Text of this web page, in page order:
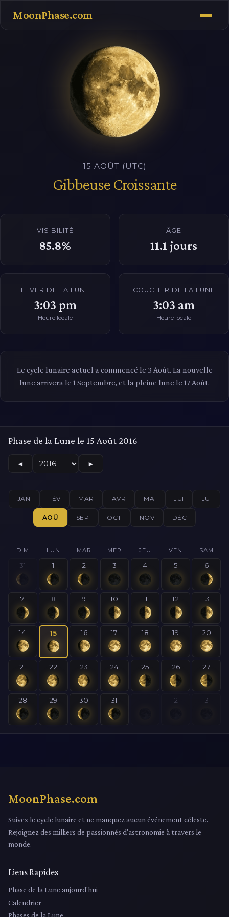
MoonPhase.com
15 AOÛT (UTC)
Gibbeuse Croissante
VISIBILITÉ
85.8%
ÂGE
11.1 jours
LEVER DE LA LUNE
3:03 pm
Heure locale
COUCHER DE LA LUNE
3:03 am
Heure locale
Le cycle lunaire actuel a commencé le 3 Août. La nouvelle
lune arrivera le 1 Septembre, et la pleine lune le 17 Août.
Phase de la Lune le 15 Août 2016
◄ ►
JAN FÉV MAR AVR MAI JUI JUI
AOÛ SEP OCT NOV DÉC
DIM LUN MAR MER JEU VEN SAM
31 1 2 3 4 5 6
7 8 9 10 11 12 13
14 15 16 17 18 19 20
21 22 23 24 25 26 27
28 29 30 31 1 2 3
MoonPhase.com
Suivez le cycle lunaire et ne manquez aucun événement céleste.
Rejoignez des milliers de passionnés d'astronomie à travers le
monde.
Liens Rapides
Phase de la Lune aujourd'hui
Calendrier
Phases de la Lune